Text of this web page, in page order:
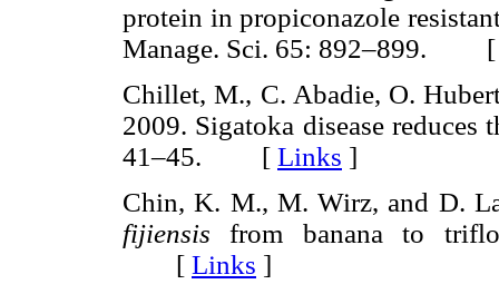
protein in propiconazole
Manage. Sci. 65: 892–899.
Chillet, M., C. Abadie, O.
2009. Sigatoka disease reduces
41–45. [ Links ]
Chin, K. M., M. Wirz, and D.
fijiensisfrom banana to
[ Links ]